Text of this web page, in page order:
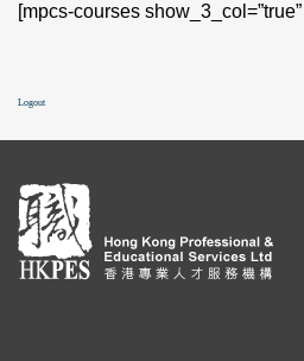
[mpcs-courses
Logout